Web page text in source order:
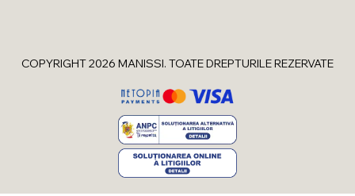
COPYRIGHT 2026 MANISSI. TOATE DREPTURILE REZERVATE